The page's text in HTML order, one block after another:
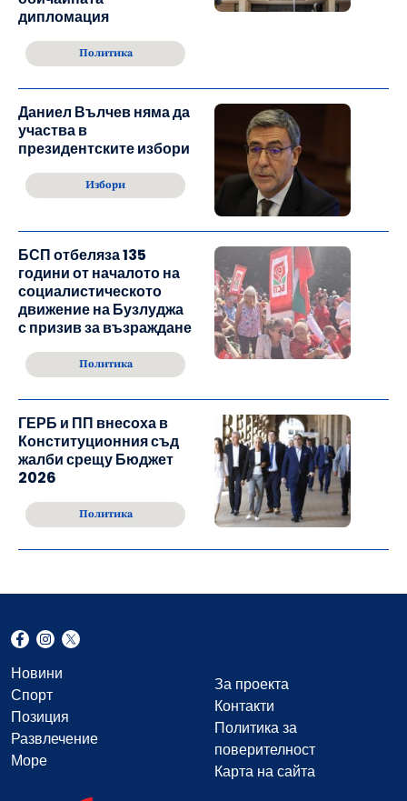
дипломация
Политика
Даниел Вълчев няма да
участва в
президентските избори
Избори
БСП отбеляза 135
години от началото на
социалистическото
движение на Бузлуджа
с призив за възраждане
Политика
ГЕРБ и ПП внесоха в
Конституционния съд
жалби срещу Бюджет
2026
Политика
Новини
Спорт
Позиция
Развлечение
Море
За проекта
Контакти
Политика за
поверителност
Карта на сайта